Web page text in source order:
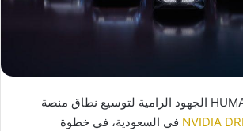
NVIDIA في السعودية، في خطوة